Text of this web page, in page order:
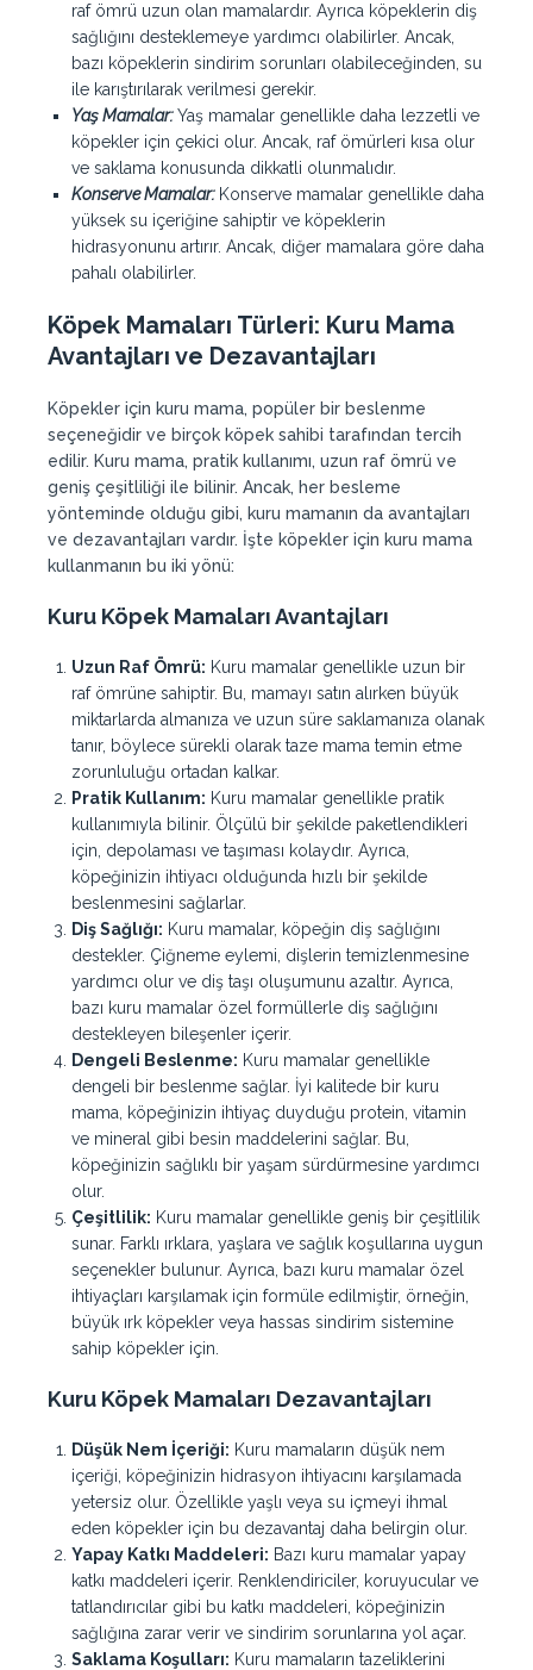
raf ömrü uzun olan mamalardır. Ayrıca köpeklerin diş
sağlığını desteklemeye yardımcı olabilirler. Ancak,
bazı köpeklerin sindirim sorunları olabileceğinden, su
ile karıştırılarak verilmesi gerekir.
Yaş Mamalar:Yaş mamalar genellikle daha lezzetli ve
köpekler için çekici olur. Ancak, raf ömürleri kısa olur
ve saklama konusunda dikkatli olunmalıdır.
Konserve Mamalar: Konserve mamalar genellikle daha
yüksek su içeriğine sahiptir ve köpeklerin
hidrasyonunu artırır. Ancak, diğer mamalara göre daha
pahalı olabilirler.
Köpek Mamaları Türleri: Kuru Mama
Avantajları ve Dezavantajları
Köpekler için kuru mama, popüler bir beslenme
seçeneğidir ve birçok köpek sahibi tarafından tercih
edilir. Kuru mama, pratik kullanımı, uzun raf ömrü ve
geniş çeşitliliği ile bilinir. Ancak, her besleme
yönteminde olduğu gibi, kuru mamanın da avantajları
ve dezavantajları vardır. İşte köpekler için kuru mama
kullanmanın bu iki yönü:
Kuru Köpek MamalarıAvantajları
Uzun Raf Ömrü: Kuru mamalar genellikle uzun bir
raf ömrüne sahiptir. Bu, mamayı satın alırken büyük
miktarlarda almanıza ve uzun süre saklamanıza olanak
tanır, böylece sürekli olarak taze mama temin etme
zorunluluğu ortadan kalkar.
Pratik Kullanım: Kuru mamalar genellikle pratik
kullanımıyla bilinir. Ölçülü bir şekilde paketlendikleri
için, depolaması ve taşıması kolaydır. Ayrıca,
köpeğinizin ihtiyacı olduğunda hızlı bir şekilde
beslenmesini sağlarlar.
Diş Sağlığı: Kuru mamalar, köpeğin diş sağlığını
destekler. Çiğneme eylemi, dişlerin temizlenmesine
yardımcı olur ve diş taşı oluşumunu azaltır. Ayrıca,
bazı kuru mamalar özel formüllerle diş sağlığını
destekleyen bileşenler içerir.
Dengeli Beslenme: Kuru mamalar genellikle
dengeli bir beslenme sağlar. İyi kalitede bir kuru
mama, köpeğinizin ihtiyaç duyduğu protein, vitamin
ve mineral gibi besin maddelerini sağlar. Bu,
köpeğinizin sağlıklı bir yaşam sürdürmesine yardımcı
olur.
Çeşitlilik: Kuru mamalar genellikle geniş bir çeşitlilik
sunar. Farklı ırklara, yaşlara ve sağlık koşullarına uygun
seçenekler bulunur. Ayrıca, bazı kuru mamalar özel
ihtiyaçları karşılamak için formüle edilmiştir, örneğin,
büyük ırk köpekler veya hassas sindirim sistemine
sahip köpekler için.
Kuru Köpek Mamaları Dezavantajları
Düşük Nem İçeriği: Kuru mamaların düşük nem
içeriği, köpeğinizin hidrasyon ihtiyacını karşılamada
yetersiz olur. Özellikle yaşlı veya su içmeyi ihmal
eden köpekler için bu dezavantaj daha belirgin olur.
Yapay Katkı Maddeleri: Bazı kuru mamalar yapay
katkı maddeleri içerir. Renklendiriciler, koruyucular ve
tatlandırıcılar gibi bu katkı maddeleri, köpeğinizin
sağlığına zarar verir ve sindirim sorunlarına yol açar.
Saklama Koşulları: Kuru mamaların tazeliklerini